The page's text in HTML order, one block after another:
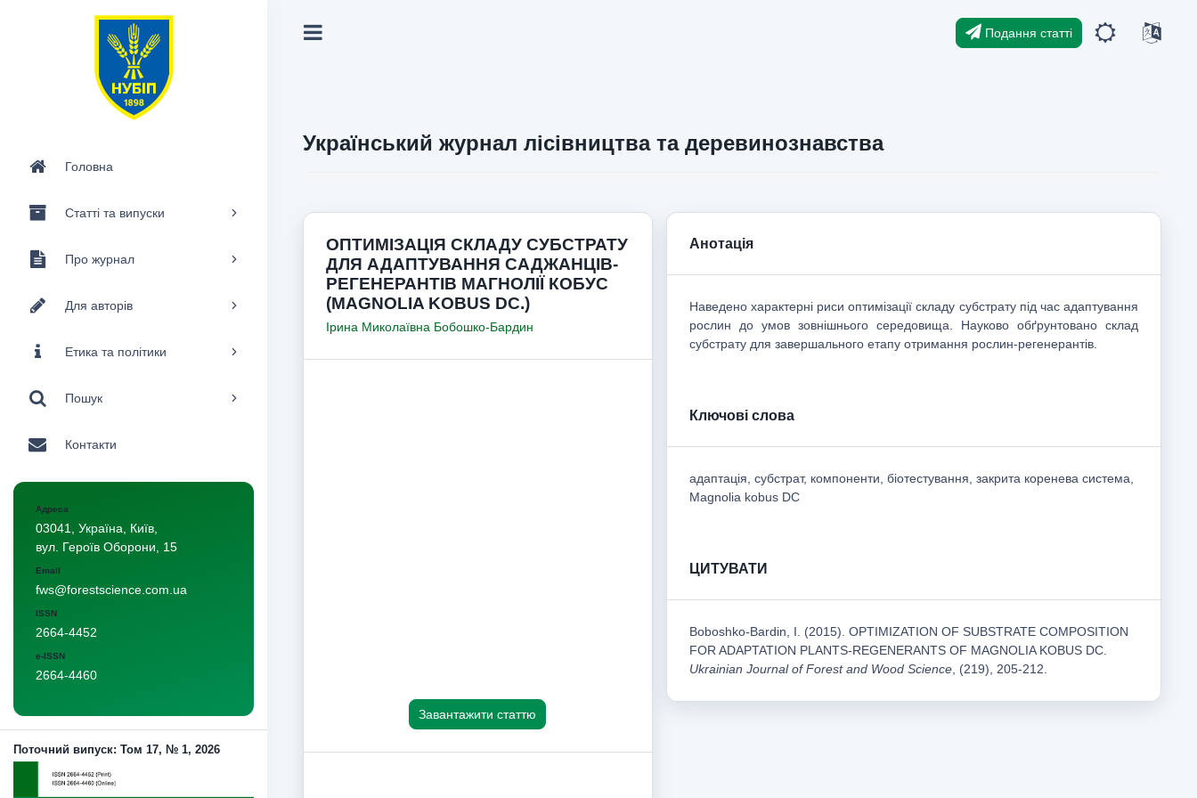
Головна
Статті та випуски
Про журнал
Для авторів
Етика та політики
Пошук
Контакти
Адреса
03041, Україна, Київ,
вул. Героїв Оборони, 15
Email
fws@forestscience.com.ua
ISSN
2664-4452
e-ISSN
2664-4460
Поточний випуск: Том 17, № 1, 2026
Подання статті
Український журнал лісівництва та деревинознавства
ОПТИМІЗАЦІЯ СКЛАДУ СУБСТРАТУ
ДЛЯ АДАПТУВАННЯ САДЖАНЦІВ-
РЕГЕНЕРАНТІВ МАГНОЛІЇ КОБУС
(MAGNOLIA KOBUS DC.)
Ірина Миколаївна Бобошко-Бардин
Завантажити статтю
Анотація
Наведено характерні риси оптимізації складу субстрату під час адаптування
рослин до умов зовнішнього середовища. Науково обґрунтовано склад
субстрату для завершального етапу отримання рослин-регенерантів.
Ключові слова
адаптація, субстрат, компоненти, біотестування, закрита коренева система,
Magnolia kobus DC
ЦИТУВАТИ
Boboshko-Bardin, I. (2015). OPTIMIZATION OF SUBSTRATE COMPOSITION
FOR ADAPTATION PLANTS-REGENERANTS OF MAGNOLIA KOBUS DC.
Ukrainian Journal of Forest and Wood Science, (219), 205-212.